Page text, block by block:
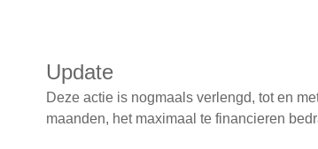
Update
Deze actie is nogmaals verlengd, tot en
maanden, het maximaal te financieren